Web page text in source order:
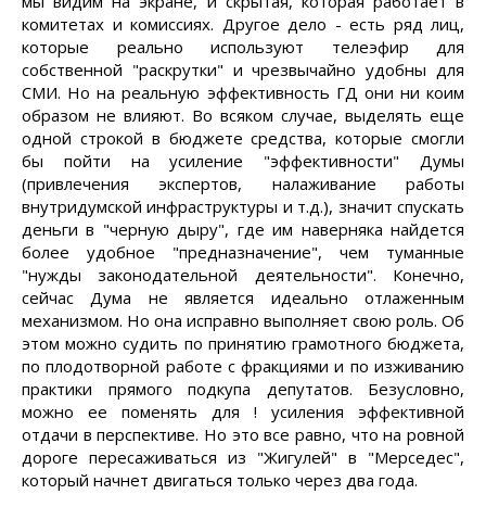
комитетах и комиссиях. Другое дело - есть ряд лиц,
которые реально используют телеэфир для
собственной "раскрутки" и чрезвычайно удобны для
СМИ. Но на реальную эффективность ГД они ни коим
образом не влияют. Во всяком случае, выделять еще
одной строкой в бюджете средства, которые смогли
бы пойти на усиление "эффективности" Думы
(привлечения экспертов, налаживание работы
внутридумской инфраструктуры и т.д.), значит спускать
деньги в "черную дыру", где им наверняка найдется
более удобное "предназначение", чем туманные
"нужды законодательной деятельности". Конечно,
сейчас Дума не является идеально отлаженным
механизмом. Но она исправно выполняет свою роль. Об
этом можно судить по принятию грамотного бюджета,
по плодотворной работе с фракциями и по изживанию
практики прямого подкупа депутатов. Безусловно,
можно ее поменять для ! усиления эффективной
отдачи в перспективе. Но это все равно, что на ровной
дороге пересаживаться из "Жигулей" в "Мерседес",
который начнет двигаться только через два года.